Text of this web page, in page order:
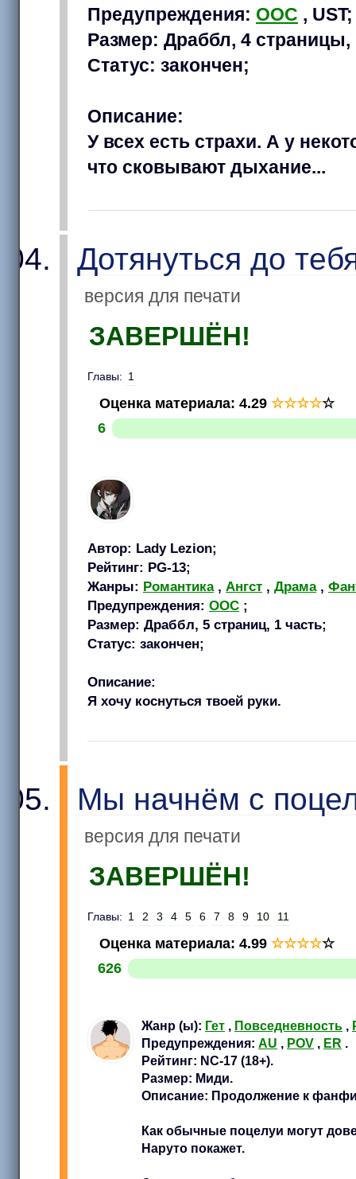
Предупреждения: OOC , UST;
Размер: Драббл, 4 страницы,
Статус: закончен;
Описание:
У всех есть страхи. А у
что сковывают дыхание...
Дотянуться до
версия для печати
ЗАВЕРШЁН!
Главы: 1
Оценка материала: 4.29 ☆☆☆☆☆
6
Автор: Lady Lezion;
Рейтинг: PG-13;
Жанры: Романтика, Ангст , Драма,
Предупреждения: OOC ;
Размер: Драббл, 5 страниц, 1 часть;
Статус: закончен;
Описание:
Я хочу коснуться твоей руки.
Мы начнём с
версия для печати
ЗАВЕРШЁН!
Главы: 1 2 3 4 5 6 7 8 9 10 11
Оценка материала: 4.99 ☆☆☆☆☆
626
Жанр (ы): Гет , Повседневность ,
Предупреждения: AU , POV , ER .
Рейтинг: NC-17 (18+).
Размер: Миди.
Описание: Продолжение к
Как обычные поцелуи могут
Наруто покажет.